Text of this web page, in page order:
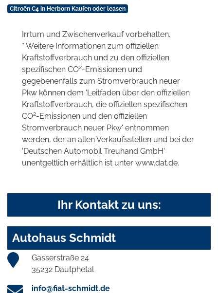
Citroën C4 in Herborn Kaufen oder leasen
Irrtum und Zwischenverkauf vorbehalten.
* Weitere Informationen zum offiziellen
Kraftstoffverbrauch und zu den offiziellen
spezifischen CO2-Emissionen und
gegebenenfalls zum Stromverbrauch neuer
Pkw können dem 'Leitfaden über den offiziellen
Kraftstoffverbrauch, die offiziellen spezifischen
CO2-Emissionen und den offiziellen
Stromverbrauch neuer Pkw' entnommen
werden, der an allen Verkaufsstellen und bei der
'Deutschen Automobil Treuhand GmbH'
unentgeltlich erhältlich ist unter www.dat.de.
Ihr Kontakt zu uns:
Autohaus Schmidt
Gasserstraße 24
35232 Dautphetal
info@fiat-schmidt.de